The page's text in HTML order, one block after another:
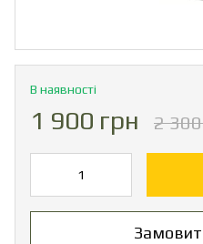
В наявності
1 900 грн 2